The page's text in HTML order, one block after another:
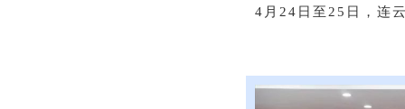
4月24日至25日，连